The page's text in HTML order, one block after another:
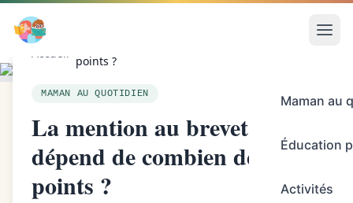
Maman au
Éducation
Activités
Accueil
points ?
MAMAN AU QUOTIDIEN
La mention au brevet
dépend de combien de
points ?